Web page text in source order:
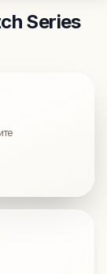
Series